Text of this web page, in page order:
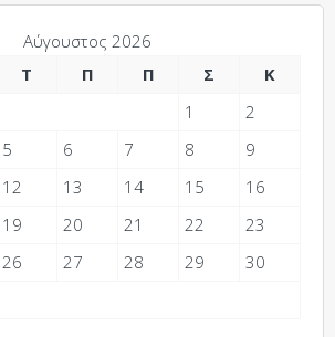
Αύγουστος 2026
Τ Π Π Σ
Κ
1
2
5 6 7 8
9
12 13 14 15
16
19 20 21 22
23
26 27 28 29
30